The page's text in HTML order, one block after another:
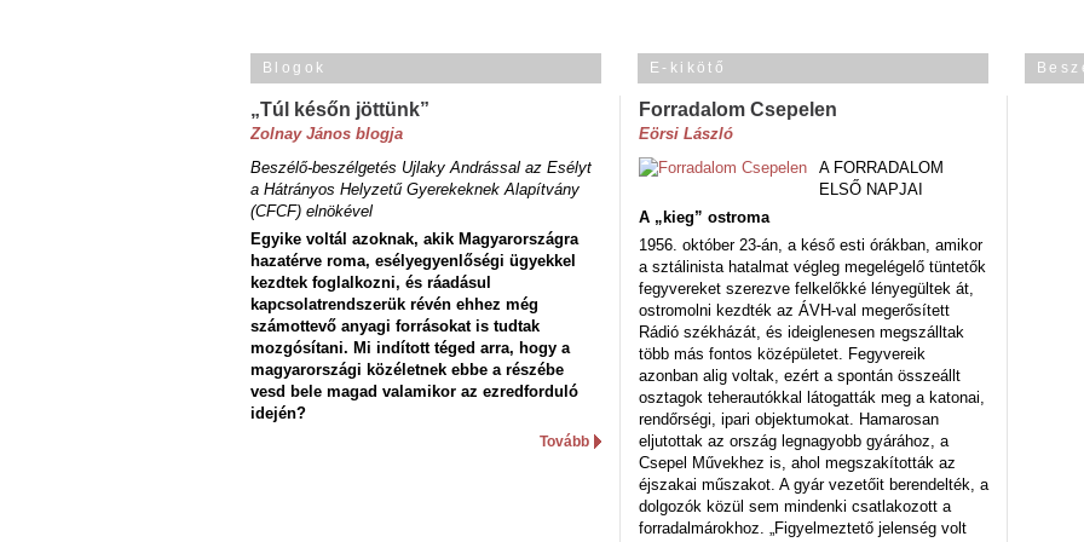
Blogok
„Túl későn jöttünk”
Zolnay János blogja
Beszélő-beszélgetés Ujlaky Andrással az Esélyt
a Hátrányos Helyzetű Gyerekeknek Alapítvány
(CFCF) elnökével
Egyike voltál azoknak, akik Magyarországra
hazatérve roma, esélyegyenlőségi ügyekkel
kezdtek foglalkozni, és ráadásul
kapcsolatrendszerük révén ehhez még
számottevő anyagi forrásokat is tudtak
mozgósítani. Mi indított téged arra, hogy a
magyarországi közéletnek ebbe a részébe
vesd bele magad valamikor az ezredforduló
idején?
Tovább
E-kikötő
Forradalom Csepelen
Eörsi László
A FORRADALOM
ELSŐ NAPJAI
A „kieg” ostroma
1956. október 23-án, a késő esti órákban, amikor
a sztálinista hatalmat végleg megelégelő tüntetők
fegyvereket szerezve felkelőkké lényegültek át,
ostromolni kezdték az ÁVH-val megerősített
Rádió székházát, és ideiglenesen megszálltak
több más fontos középületet. Fegyvereik
azonban alig voltak, ezért a spontán összeállt
osztagok teherautókkal látogatták meg a katonai,
rendőrségi, ipari objektumokat. Hamarosan
eljutottak az ország legnagyobb gyárához, a
Csepel Művekhez is, ahol megszakították az
éjszakai műszakot. A gyár vezetőit berendelték, a
dolgozók közül sem mindenki csatlakozott a
forradalmárokhoz. „Figyelmeztető jelenség volt